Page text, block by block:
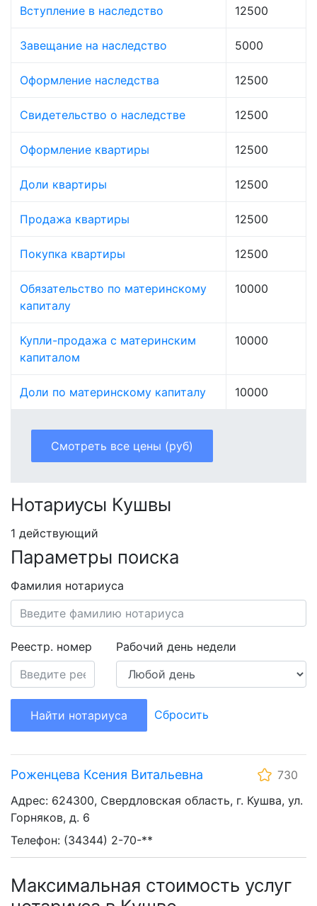
Вступление в наследство 12500
Завещание на наследство 5000
Оформление наследства 12500
Свидетельство о наследстве 12500
Оформление квартиры 12500
Доли квартиры 12500
Продажа квартиры 12500
Покупка квартиры 12500
Обязательство по материнскому
капиталу
10000
Купли-продажа с материнским
капиталом
10000
Доли по материнскому капиталу 10000
Смотреть все цены (руб)
Нотариусы Кушвы
1 действующий
Параметры поиска
Фамилия нотариуса
Реестр. номер Рабочий день недели
Найти нотариуса Сбросить
Роженцева Ксения Витальевна
730
Адрес: 624300, Свердловская область, г. Кушва, ул.
Горняков, д. 6
Телефон: (34344) 2-70-**
Максимальная стоимость услуг